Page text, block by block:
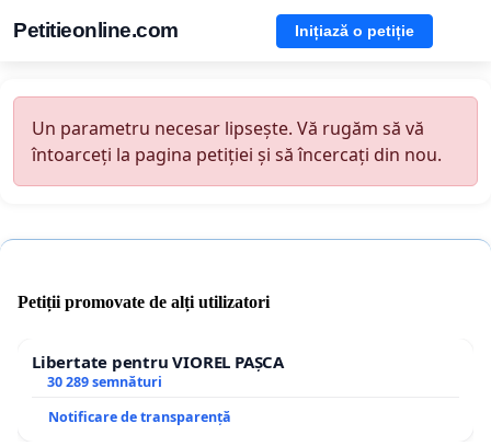
Petitieonline.com Inițiază o petiție
Un parametru necesar lipsește. Vă rugăm să vă
întoarceți la pagina petiției și să încercați din nou.
Petiții promovate de alți utilizatori
Libertate pentru VIOREL PAȘCA
30 289 semnături
Notificare de transparență